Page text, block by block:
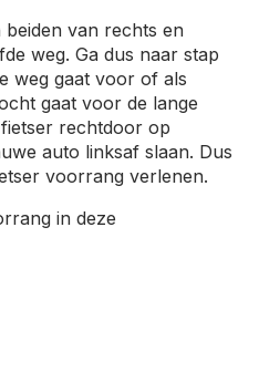
van rechts en
weg. Ga dus naar stap
weg gaat voor of als
gaat voor de lange
rechtdoor op
auto linksaf slaan. Dus
voorrang verlenen.
in deze